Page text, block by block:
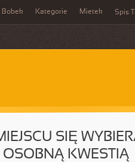
Bobek Kategorie Mietek Spis
SIĘ
OSOBNĄ KWESTIĄ